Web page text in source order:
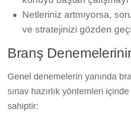
Netleriniz artmıyorsa,
ve stratejinizi gözden
Branş
Genel denemelerin yanında
sınav hazırlık yöntemleri
sahiptir: